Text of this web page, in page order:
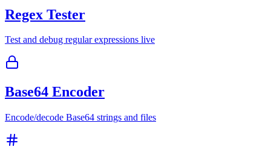
Regex Tester
Test and debug regular expressions live
Base64 Encoder
Encode/decode Base64 strings and files